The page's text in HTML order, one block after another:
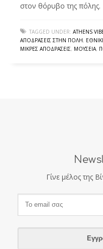
στον θόρυβο της πόλης.
TAGGED UNDER: ATHENS
ΑΠΟΔΡΆΣΕΙΣ ΣΤΗΝ ΠΌΛΗ,
ΜΙΚΡΈΣ ΑΠΟΔΡΆΣΕΙΣ, ΜΟΥΣΕΊΑ,
Γίνε μέλος της